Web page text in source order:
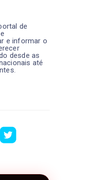
de
e informar o
desde as
até